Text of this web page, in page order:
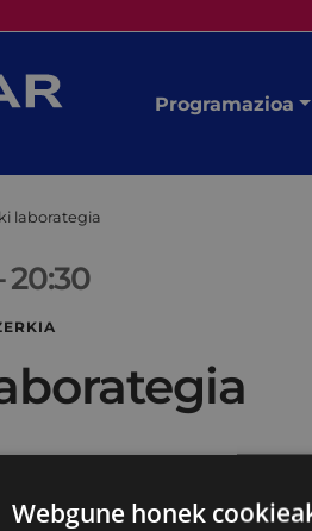
Programazioa
laborategia
20:30
Webgune honek